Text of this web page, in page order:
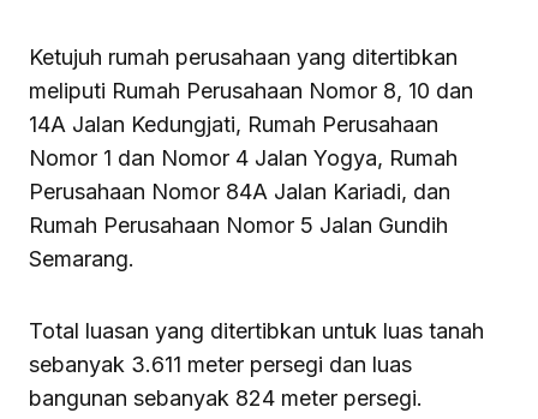
Ketujuh rumah perusahaan yang ditertibkan
meliputi Rumah Perusahaan Nomor 8, 10 dan
14A Jalan Kedungjati, Rumah Perusahaan
Nomor 1 dan Nomor 4 Jalan Yogya, Rumah
Perusahaan Nomor 84A Jalan Kariadi, dan
Rumah Perusahaan Nomor 5 Jalan Gundih
Semarang.
Total luasan yang ditertibkan untuk luas tanah
sebanyak 3.611 meter persegi dan luas
bangunan sebanyak 824 meter persegi.